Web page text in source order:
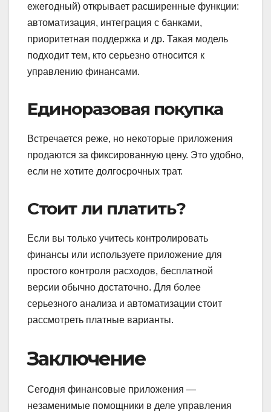
ежегодный) открывает расширенные функции:
автоматизация, интеграция с банками,
приоритетная поддержка и др. Такая модель
подходит тем, кто серьезно относится к
управлению финансами.
Единоразовая покупка
Встречается реже, но некоторые приложения
продаются за фиксированную цену. Это удобно,
если не хотите долгосрочных трат.
Стоит ли платить?
Если вы только учитесь контролировать
финансы или используете приложение для
простого контроля расходов, бесплатной
версии обычно достаточно. Для более
серьезного анализа и автоматизации стоит
рассмотреть платные варианты.
Заключение
Сегодня финансовые приложения —
незаменимые помощники в деле управления